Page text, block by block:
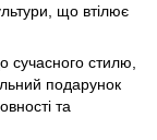
що втілює
сучасного стилю,
подарунок
та